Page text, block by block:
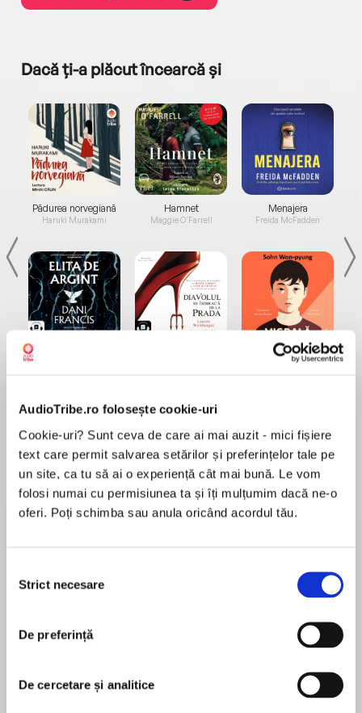
AudioTribe.ro folosește cookie-uri
Cookie-uri? Sunt ceva de care ai mai auzit - mici fișiere
text care permit salvarea setărilor și preferințelor tale pe
un site, ca tu să ai o experiență cât mai bună. Le vom
folosi numai cu permisiunea ta și îți mulțumim dacă ne-o
oferi. Poți schimba sau anula oricând acordul tău.
consimțământului
Strict necesare
De preferință
De cercetare și analitice
Dacă ți-a plăcut încearcă și
Pădurea norvegiană
Haruki Murakami
Elita de Argint (Elita
Hamnet
Maggie O'Farrell
Menajera
Freida McFadden
Migdală
Desprecarte
New York Times bestselling author of THE
GOOD GIRL Mary Kubica is back with another
husband and their four-year-old daughter are in
a car crash, killing Nick while Maisie is
accident…until the coming days, when Maisie
MAI MULT
pentru această carte
Mary Kubica